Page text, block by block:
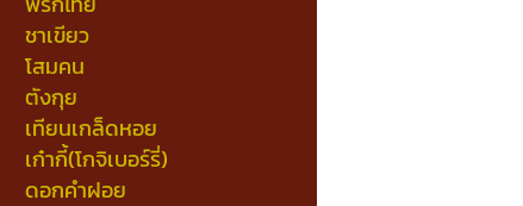
ชาเขียว
โสมคน
ตังกุย
เทียนเกล็ดหอย
เก๋ากี้(โกจิเบอร์รี่)
ดอกคำฝอย